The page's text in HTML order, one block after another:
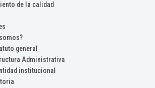
de la calidad
general
Administrativa
institucional